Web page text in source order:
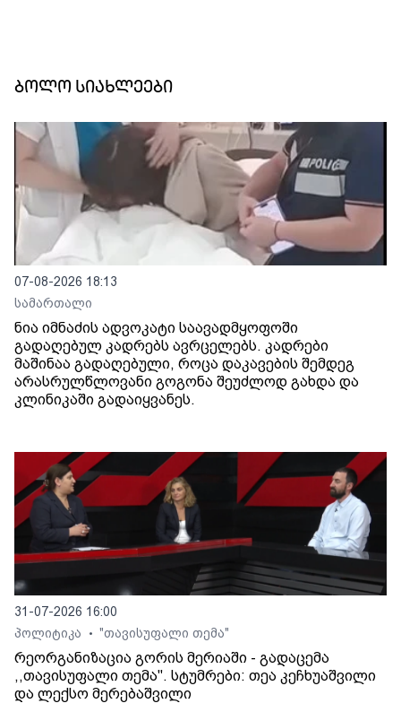
ბოლო სიახლეები
07-08-2026 18:13
სამართალი
ნია იმნაძის ადვოკატი საავადმყოფოში
გადაღებულ კადრებს ავრცელებს. კადრები
მაშინაა გადაღებული, როცა დაკავების შემდეგ
არასრულწლოვანი გოგონა შეუძლოდ გახდა და
კლინიკაში გადაიყვანეს.
31-07-2026 16:00
პოლიტიკა
• "თავისუფალი თემა"
რეორგანიზაცია გორის მერიაში - გადაცემა
,,თავისუფალი თემა". სტუმრები: თეა კეჩხუაშვილი
და ლექსო მერებაშვილი